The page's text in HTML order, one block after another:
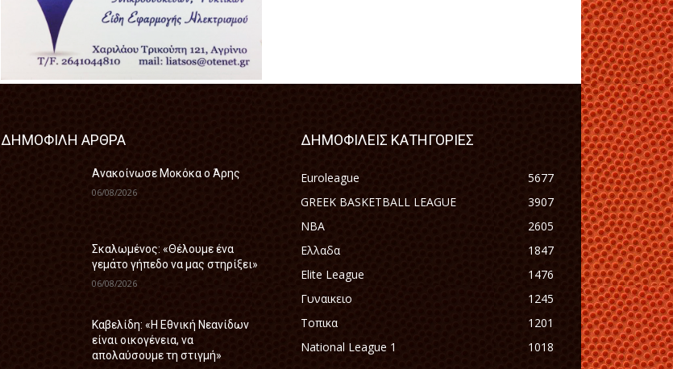
ΔΗΜΟΦΙΛΗ ΑΡΘΡΑ
Ανακοίνωσε Μοκόκα ο Άρης
06/08/2026
Σκαλωμένος: «Θέλουμε ένα
γεμάτο γήπεδο να μας στηρίξει»
06/08/2026
Καβελίδη: «Η Εθνική Νεανίδων
είναι οικογένεια, να
απολαύσουμε τη στιγμή»
ΔΗΜΟΦΙΛΕΙΣ ΚΑΤΗΓΟΡΙΕΣ
Euroleague
5677
GREEK BASKETBALL LEAGUE
3907
NBA
2605
Ελλαδα
1847
Elite League
1476
Γυναικειο
1245
Τοπικα
1201
National League 1
1018